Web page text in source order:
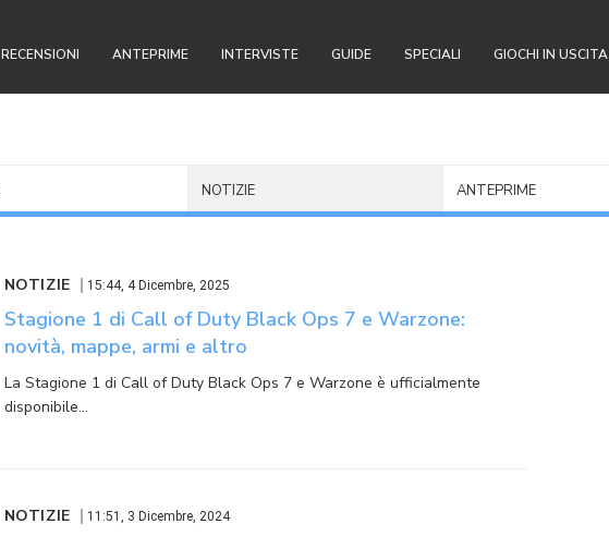
RECENSIONI ANTEPRIME INTERVISTE GUIDE SPECIALI GIOCHI IN USCITA
NOTIZIE ANTEPRIME
NOTIZIE 15:44, 4 Dicembre, 2025
Stagione 1 di Call of Duty Black Ops 7 e Warzone:
novità, mappe, armi e altro
La Stagione 1 di Call of Duty Black Ops 7 e Warzone è ufficialmente
disponibile…
NOTIZIE 11:51, 3 Dicembre, 2024